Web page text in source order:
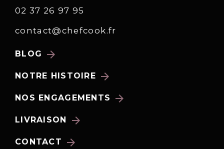
02 37 26 97 95
contact@chefcook.fr
BLOG arrow_forward
NOTRE HISTOIRE arrow_forward
NOS ENGAGEMENTS arrow_forward
LIVRAISON arrow_forward
CONTACT arrow_forward